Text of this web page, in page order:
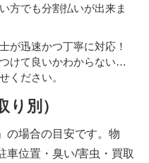
方でも分割払いが出来ま
が迅速かつ丁寧に対応！
けて良いかわからない…
ください。
り別）
の場合の目安です。物
車位置・臭い/害虫・買取